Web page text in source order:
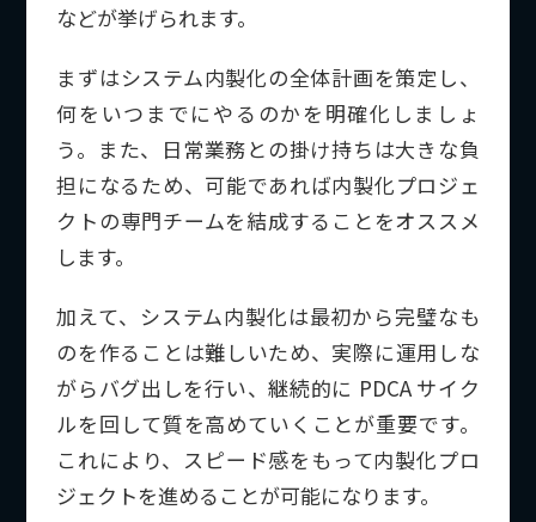
などが挙げられます。
まずはシステム内製化の全体計画を策定し、
何をいつまでにやるのかを明確化しましょ
う。また、日常業務との掛け持ちは大きな負
担になるため、可能であれば内製化プロジェ
クトの専門チームを結成することをオススメ
します。
加えて、システム内製化は最初から完璧なも
のを作ることは難しいため、実際に運用しな
がらバグ出しを行い、継続的に PDCA サイク
ルを回して質を高めていくことが重要です。
これにより、スピード感をもって内製化プロ
ジェクトを進めることが可能になります。